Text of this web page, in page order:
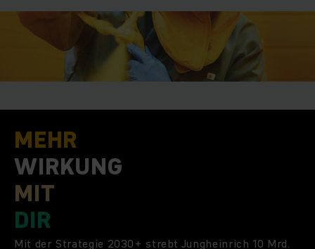
MEHR
WIRKUNG
MIT
DIR
Mit der Strategie 2030+ strebt Jungheinrich 10 Mrd.